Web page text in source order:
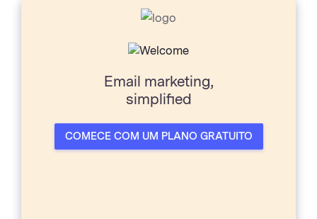
Email marketing,
simpliﬁed
COMECE COM UM PLANO GRATUITO